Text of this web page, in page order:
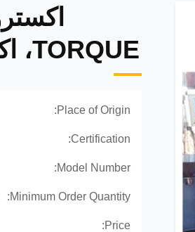
TORQUE، اکسترودر پیچ دوقلو آزمایشگاهی
Place of Origin:
Certification:
Model Number:
Minimum Order Quantity:
Price: